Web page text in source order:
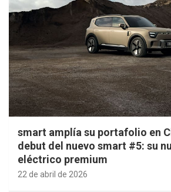
smart amplía su portafolio en
debut del nuevo smart #5: su
eléctrico premium
22 de abril de 2026